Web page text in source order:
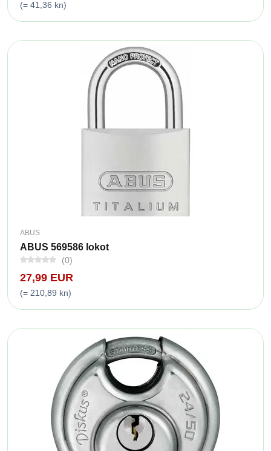
(= 41,36 kn)
ABUS
ABUS 569586 lokot
(0)
27,99 EUR
(= 210,89 kn)